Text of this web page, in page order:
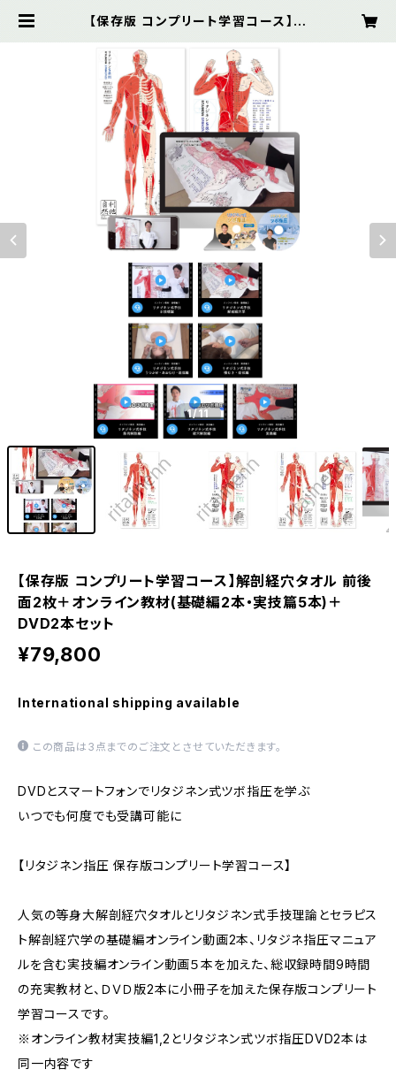
【保存版 コンプリート学習コース】解
教材(基礎編2本・実技篇5本)＋DVD
2本セット | リタジネンSHOP
1/11
【保存版 コンプリート学習コース】解剖経穴タオル 前後
面2枚＋オンライン教材(基礎編2本・実技篇5本)＋
DVD2本セット
¥79,800
International shipping available
この商品は3点までのご注文とさせていただきます。
DVDとスマートフォンでリタジネン式ツボ指圧を学ぶ
いつでも何度でも受講可能に
【リタジネン指圧 保存版コンプリート学習コース】
人気の等身大解剖経穴タオルとリタジネン式手技理論とセラピス
ト解剖経穴学の基礎編オンライン動画2本、リタジネ指圧マニュア
ルを含む実技編オンライン動画５本を加えた、総収録時間9時間
の充実教材と、ＤＶＤ版2本に小冊子を加えた保存版コンプリート
学習コースです。
※オンライン教材実技編1,2とリタジネン式ツボ指圧DVD2本は
同一内容です